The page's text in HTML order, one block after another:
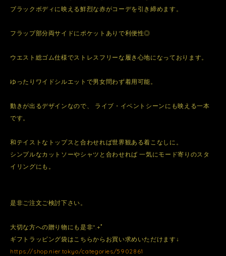
ブラックボディに映える鮮烈な赤がコーデを引き締めます。
フラップ部分両サイドにポケットありで利便性◎
ウエスト総ゴム仕様でストレスフリーな履き心地になっております。
ゆったりワイドシルエットで男女問わず着用可能。
動きが出るデザインなので、 ライブ・イベントシーンにも映える一本
です。
和テイストなトップスと合わせれば世界観ある着こなしに。
シンプルなカットソーやシャツと合わせれば 一気にモード寄りのスタ
イリングにも。
是非ご注文ご検討下さい。
大切な方への贈り物にも是非*.+ﾟ
ギフトラッピング袋はこちらからお買い求めいただけます↓
https://shop.nier.tokyo/categories/5902861